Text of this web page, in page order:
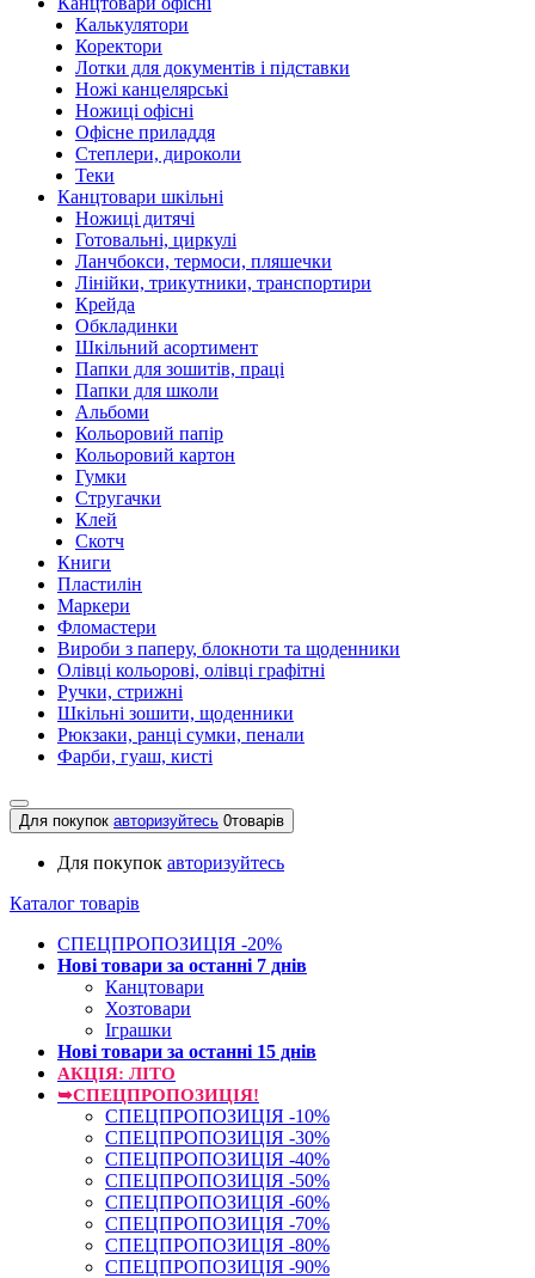
Калькулятори
Коректори
Лотки для документів і підставки
Ножі канцелярські
Ножиці офісні
Офісне приладдя
Степлери, дироколи
Теки
Канцтовари шкільні
Ножиці дитячі
Готовальні, циркулі
Ланчбокси, термоси, пляшечки
Лінійки, трикутники, транспортири
Крейда
Обкладинки
Шкільний асортимент
Папки для зошитів, праці
Папки для школи
Альбоми
Кольоровий папір
Кольоровий картон
Гумки
Стругачки
Клей
Скотч
Книги
Пластилін
Маркери
Фломастери
Вироби з паперу, блокноти та щоденники
Олівці кольорові, олівці графітні
Ручки, стрижні
Шкільні зошити, щоденники
Рюкзаки, ранці сумки, пенали
Фарби, гуаш, кисті
Для покупок авторизуйтесь 0товарів
Для покупок авторизуйтесь
Каталог товарів
СПЕЦПРОПОЗИЦІЯ -20%
Нові товари за останнi 7 днiв
Канцтовари
Хозтовари
Іграшки
Нові товари за останнi 15 днiв
АКЦІЯ: ЛІТО
➥СПЕЦПРОПОЗИЦІЯ!
СПЕЦПРОПОЗИЦІЯ -10%
СПЕЦПРОПОЗИЦІЯ -30%
СПЕЦПРОПОЗИЦІЯ -40%
СПЕЦПРОПОЗИЦІЯ -50%
СПЕЦПРОПОЗИЦІЯ -60%
СПЕЦПРОПОЗИЦІЯ -70%
СПЕЦПРОПОЗИЦІЯ -80%
СПЕЦПРОПОЗИЦІЯ -90%